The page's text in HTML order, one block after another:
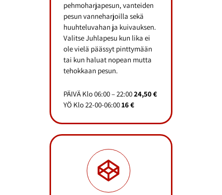
pehmoharjapesun, vanteiden
pesun vanneharjoilla sekä
huuhteluvahan ja kuivauksen.
Valitse Juhlapesu kun lika ei
ole vielä päässyt pinttymään
tai kun haluat nopean mutta
tehokkaan pesun.
PÄIVÄ Klo 06:00 – 22:0024,50 €
YÖ Klo 22-00-06:0016 €